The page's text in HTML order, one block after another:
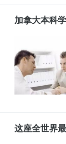
加拿大本科
这座全世界